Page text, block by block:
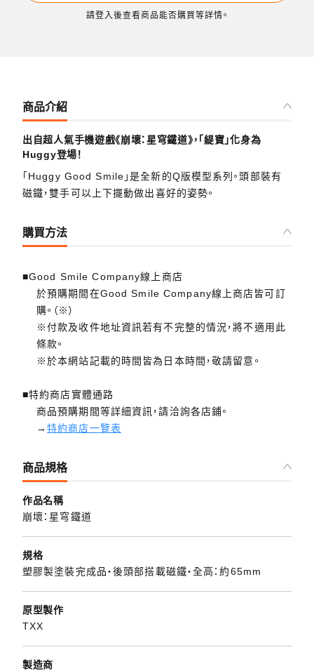
請登入後查看商品能否購買等詳情。
商品介紹
出自超人氣手機遊戲《崩壞：星穹鐵道》，「緹寶」化身為
Huggy登場！
「Huggy Good Smile」是全新的Q版模型系列。頭部裝有
磁鐵，雙手可以上下擺動做出喜好的姿勢。
購買方法
■Good Smile Company線上商店
於預購期間在Good Smile Company線上商店皆可訂
購。（※）
※付款及收件地址資訊若有不完整的情況，將不適用此
條款。
※於本網站記載的時間皆為日本時間，敬請留意。
■特約商店實體通路
商品預購期間等詳細資訊，請洽詢各店鋪。
→特約商店一覽表
商品規格
作品名稱
崩壞：星穹鐵道
規格
塑膠製塗裝完成品・後頭部搭載磁鐵・全高：約65mm
原型製作
TXX
製造商